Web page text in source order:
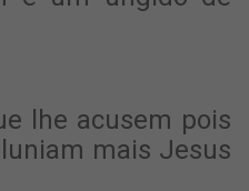
lhe acusem pois
mais Jesus